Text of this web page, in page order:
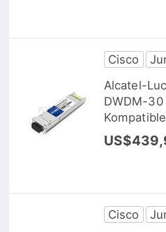
Cisco
Alcatel-
DWDM-
Cisco